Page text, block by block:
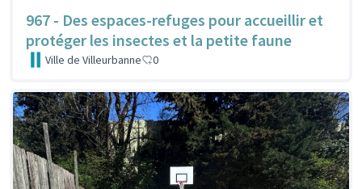
967 - Des espaces-refuges pour accueillir et
protéger les insectes et la petite faune
Ville de Villeurbanne 0